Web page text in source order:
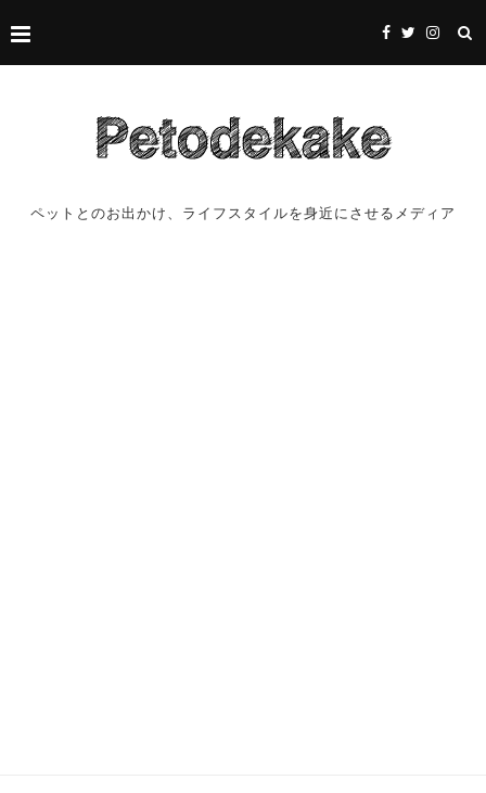
ペットとのお出かけ、ライフスタイルを身近にさせるメディア